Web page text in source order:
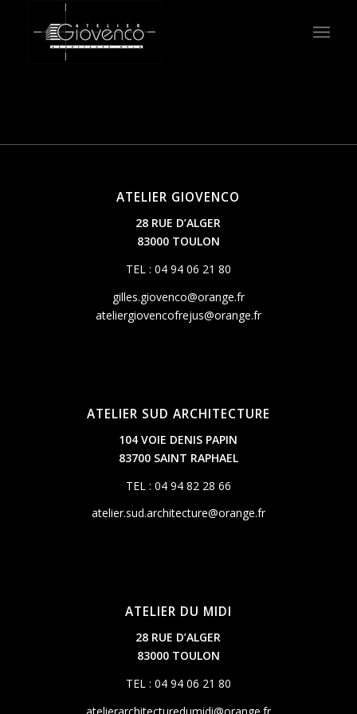
ATELIER GIOVENCO
28 RUE D’ALGER
83000 TOULON
TEL : 04 94 06 21 80
gilles.giovenco@orange.fr
ateliergiovencofrejus@orange.fr
ATELIER SUD ARCHITECTURE
104 VOIE DENIS PAPIN
83700 SAINT RAPHAEL
TEL : 04 94 82 28 66
atelier.sud.architecture@orange.fr
ATELIER DU MIDI
28 RUE D’ALGER
83000 TOULON
TEL : 04 94 06 21 80